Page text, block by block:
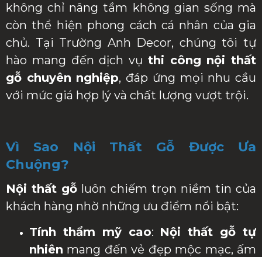
không chỉ nâng tầm không gian sống mà
còn thể hiện phong cách cá nhân của gia
chủ. Tại Trường Anh Decor, chúng tôi tự
hào mang đến dịch vụ thi công nội thất
gỗ chuyên nghiệp, đáp ứng mọi nhu cầu
với mức giá hợp lý và chất lượng vượt trội.
Vì Sao Nội Thất Gỗ Được Ưa
Chuộng?
Nội thất gỗ luôn chiếm trọn niềm tin của
khách hàng nhờ những ưu điểm nổi bật:
Tính thẩm mỹ cao: Nội thất gỗ tự
nhiên mang đến vẻ đẹp mộc mạc, ấm